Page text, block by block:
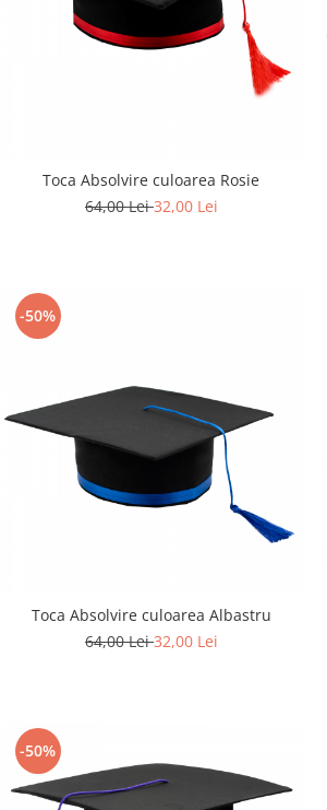
Toca Absolvire culoarea Rosie
64,00 Lei32,00 Lei
-50%
Toca Absolvire culoarea Albastru
64,00 Lei32,00 Lei
-50%